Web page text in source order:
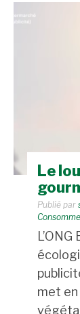
Le
Publié par
met